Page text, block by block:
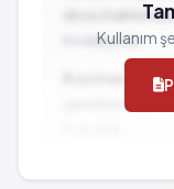
Ateş basması
Düşme
Düzensiz ve
Kabızlık
Uyku
Hareket
Karaciğer
(%0.1 - %0.01)
dozu
inceleyiniz.
gereken
Kullanım